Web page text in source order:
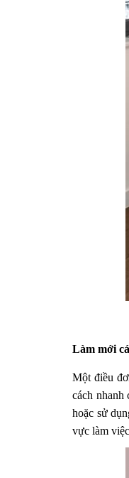
Làm mới
Một điều
cách nhanh
hoặc sử
vực làm